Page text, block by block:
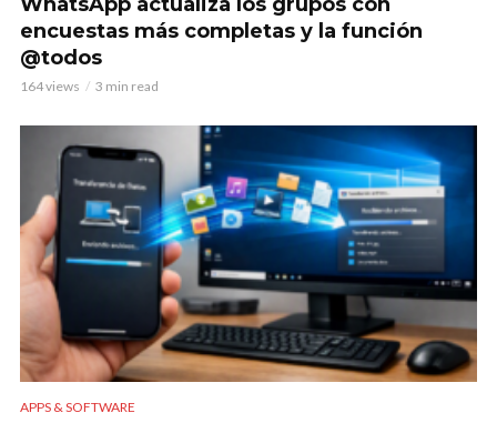
encuestas más completas y la función
@todos
164 views 3 min read
APPS & SOFTWARE